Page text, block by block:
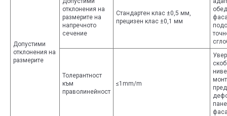
Допустими
отклонения на
размерите
отклонения на
размерите на
напречното
сечение
Стандартен клас ±0,5 мм,
прецизен клас ±0,1 мм
Толерантност
към
праволинейност
≤1mm/m